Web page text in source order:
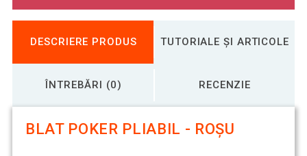
DESCRIERE PRODUS TUTORIALE ȘI ARTICOLE
ÎNTREBĂRI (0) RECENZIE
BLAT POKER PLIABIL - ROȘU